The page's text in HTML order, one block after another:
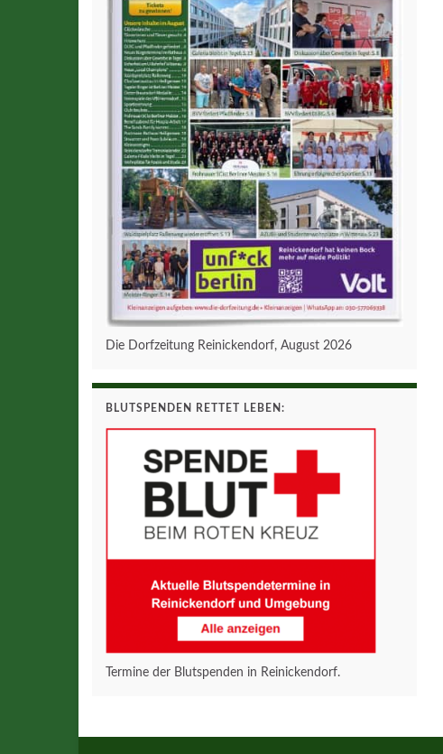
Die Dorfzeitung Reinickendorf, August 2026
BLUTSPENDEN RETTET LEBEN:
Termine der Blutspenden in Reinickendorf.